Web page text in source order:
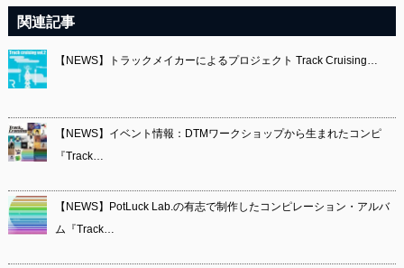
関連記事
【NEWS】トラックメイカーによるプロジェクト Track Cruising…
【NEWS】イベント情報：DTMワークショップから生まれたコンピ
『Track…
【NEWS】PotLuck Lab.の有志で制作したコンピレーション・アルバ
ム『Track…